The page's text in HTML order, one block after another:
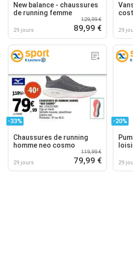
New balance - chaussures
de running femme
29 jours
129,99 €
89,99 € 29
-33%
Chaussures de running
homme neo cosmo
29 jours
119,99 €
79,99 €
-20%
29